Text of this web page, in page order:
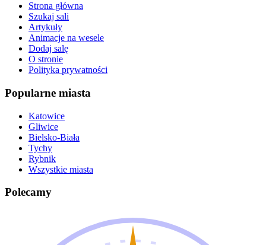
Strona główna
Szukaj sali
Artykuły
Animacje na wesele
Dodaj salę
O stronie
Polityka prywatności
Popularne miasta
Katowice
Gliwice
Bielsko-Biała
Tychy
Rybnik
Wszystkie miasta
Polecamy